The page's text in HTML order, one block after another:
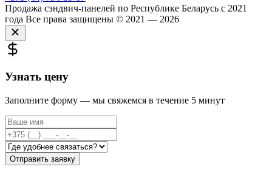
Продажа сэндвич-панелей по Республике Беларусь с 2021
года Все права защищены © 2021 — 2026
Узнать цену
Заполните форму — мы свяжемся в течение 5 минут
Отправить заявку